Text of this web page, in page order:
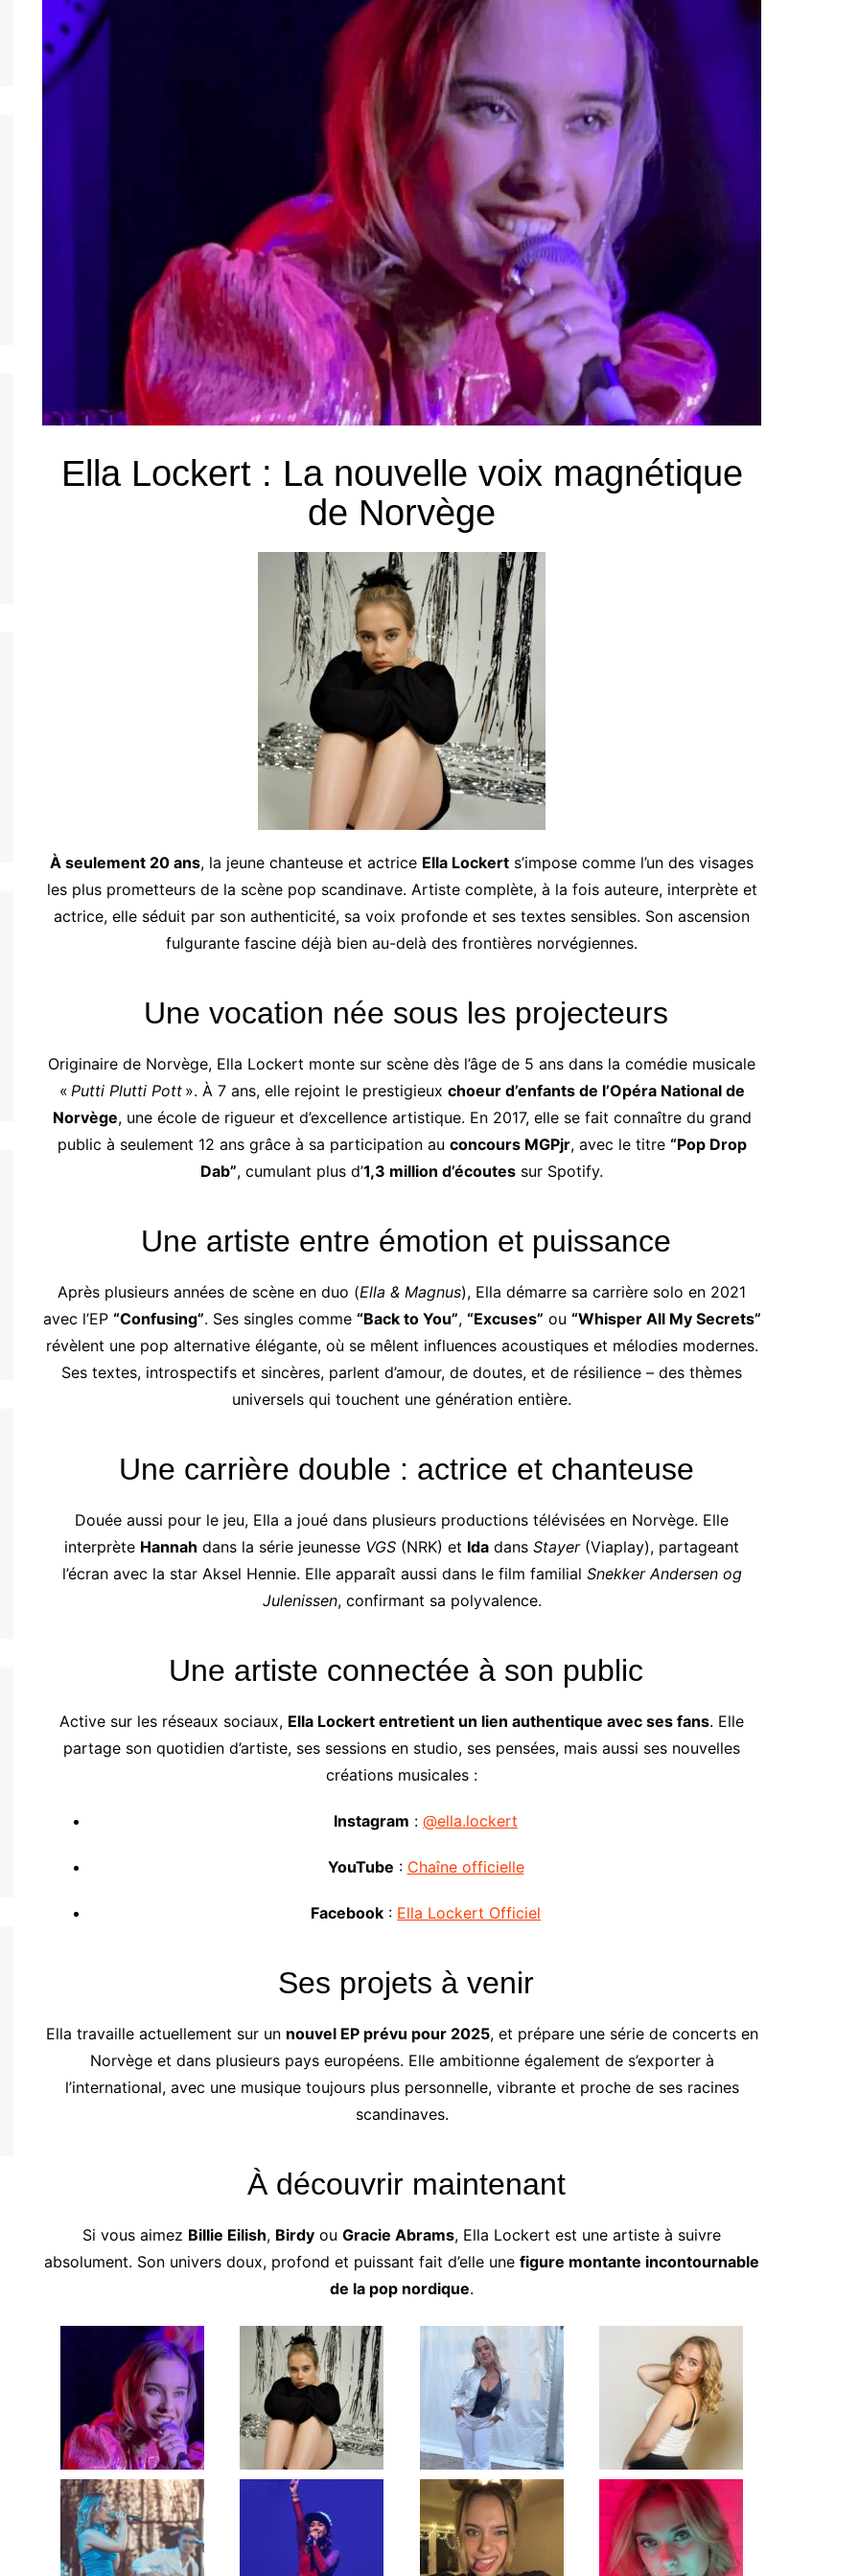
jeunes
jeunes
jeunes
jeunes
jeunes
Ella Lockert : La nouvelle voix magnétique
de Norvège
À seulement 20 ans, la jeune chanteuse et actrice Ella Lockert s’impose comme l’un des visages
les plus prometteurs de la scène pop scandinave. Artiste complète, à la fois auteure, interprète et
actrice, elle séduit par son authenticité, sa voix profonde et ses textes sensibles. Son ascension
fulgurante fascine déjà bien au-delà des frontières norvégiennes.
Une vocation née sous les projecteurs
Originaire de Norvège, Ella Lockert monte sur scène dès l’âge de 5 ans dans la comédie musicale
« Putti Plutti Pott». À 7 ans, elle rejoint le prestigieux choeur d’enfants de l’Opéra National de
Norvège, une école de rigueur et d’excellence artistique. En 2017, elle se fait connaître du grand
public à seulement 12 ans grâce à sa participation au concours MGPjr, avec le titre “Pop Drop
Dab”, cumulant plus d’1,3 million d’écoutes sur Spotify.
Une artiste entre émotion et puissance
Après plusieurs années de scène en duo (Ella & Magnus), Ella démarre sa carrière solo en 2021
avec l’EP “Confusing”. Ses singles comme “Back to You”, “Excuses” ou “Whisper All My Secrets”
révèlent une pop alternative élégante, où se mêlent influences acoustiques et mélodies modernes.
Ses textes, introspectifs et sincères, parlent d’amour, de doutes, et de résilience – des thèmes
universels qui touchent une génération entière.
Une carrière double : actrice et chanteuse
Douée aussi pour le jeu, Ella a joué dans plusieurs productions télévisées en Norvège. Elle
interprète Hannah dans la série jeunesse VGS (NRK) et Ida dans Stayer(Viaplay), partageant
l’écran avec la star Aksel Hennie. Elle apparaît aussi dans le film familial Snekker Andersen og
Julenissen, confirmant sa polyvalence.
Une artiste connectée à son public
Active sur les réseaux sociaux, Ella Lockert entretient un lien authentique avec ses fans. Elle
partage son quotidien d’artiste, ses sessions en studio, ses pensées, mais aussi ses nouvelles
créations musicales :
Instagram : @ella.lockert
YouTube : Chaîne officielle
Facebook : Ella Lockert Officiel
Ses projets à venir
Ella travaille actuellement sur un nouvel EP prévu pour 2025, et prépare une série de concerts en
Norvège et dans plusieurs pays européens. Elle ambitionne également de s’exporter à
l’international, avec une musique toujours plus personnelle, vibrante et proche de ses racines
scandinaves.
À découvrir maintenant
Si vous aimez Billie Eilish, Birdy ou Gracie Abrams, Ella Lockert est une artiste à suivre
absolument. Son univers doux, profond et puissant fait d’elle une figure montante incontournable
de la pop nordique.